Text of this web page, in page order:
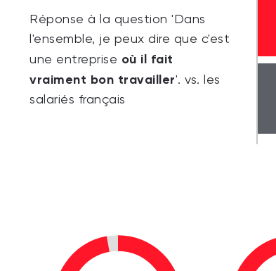
Réponse à la question 'Dans
l'ensemble, je peux dire que c'est
une entreprise où il fait
vraiment bon travailler'. vs. les
salariés français